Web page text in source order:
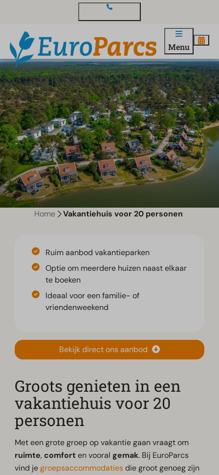
Menu
Home Vakantiehuis voor 20 personen
Ruim aanbod vakantieparken
Optie om meerdere huizen naast elkaar
te boeken
Ideaal voor een familie- of
vriendenweekend
Bekijk direct ons aanbod
Groots genieten in een
vakantiehuis voor 20
personen
Met een grote groep op vakantie gaan vraagt om
ruimte,comforten vooralgemak. Bij EuroParcs
vind jegroepsaccommodatiesdie groot genoeg zijn